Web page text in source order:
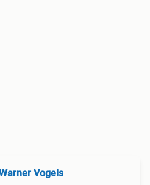
Vogels